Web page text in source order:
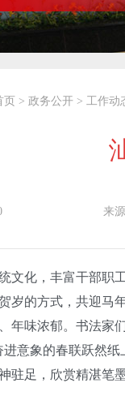
页 > 政务公开 > 工作动
来源
文化，丰富干部职
岁的方式，共迎马年
味浓郁。书法家们
意象的春联跃然
驻足，欣赏精湛笔